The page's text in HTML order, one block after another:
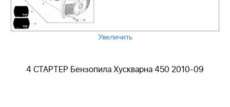
Увеличить
4 СТАРТЕР Бензопила Хускварна 450 2010-09